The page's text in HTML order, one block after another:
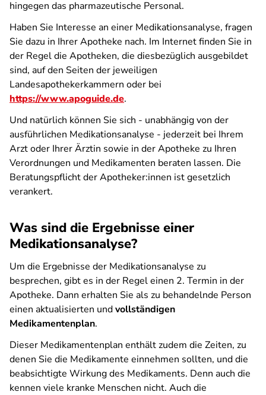
hingegen das pharmazeutische Personal.
Haben Sie Interesse an einer Medikationsanalyse, fragen
Sie dazu in Ihrer Apotheke nach. Im Internet finden Sie in
der Regel die Apotheken, die diesbezüglich ausgebildet
sind, auf den Seiten der jeweiligen
Landesapothekerkammern oder bei
https://www.apoguide.de.
Und natürlich können Sie sich - unabhängig von der
ausführlichen Medikationsanalyse - jederzeit bei Ihrem
Arzt oder Ihrer Ärztin sowie in der Apotheke zu Ihren
Verordnungen und Medikamenten beraten lassen. Die
Beratungspflicht der Apotheker:innen ist gesetzlich
verankert.
Was sind die Ergebnisse einer
Medikationsanalyse?
Um die Ergebnisse der Medikationsanalyse zu
besprechen, gibt es in der Regel einen 2. Termin in der
Apotheke. Dann erhalten Sie als zu behandelnde Person
einen aktualisierten undvollständigen
Medikamentenplan.
Dieser Medikamentenplan enthält zudem die Zeiten, zu
denen Sie die Medikamente einnehmen sollten, und die
beabsichtigte Wirkung des Medikaments. Denn auch die
kennen viele kranke Menschen nicht. Auch die